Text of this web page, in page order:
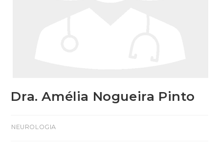
Dra. Amélia Nogueira Pinto
>NEUROLOGIA